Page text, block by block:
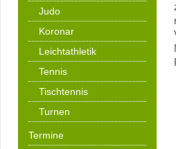
Judo
Koronar
Leichtathletik
Tennis
Tischtennis
Turnen
Termine